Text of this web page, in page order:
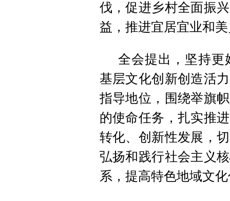
伐，促进乡村全面振
益，推进宜居宜业和
全会提出，坚持更
基层文化创新创造活
指导地位，围绕举旗
的使命任务，扎实推
转化、创新性发展，
弘扬和践行社会主义
系，提高特色地域文